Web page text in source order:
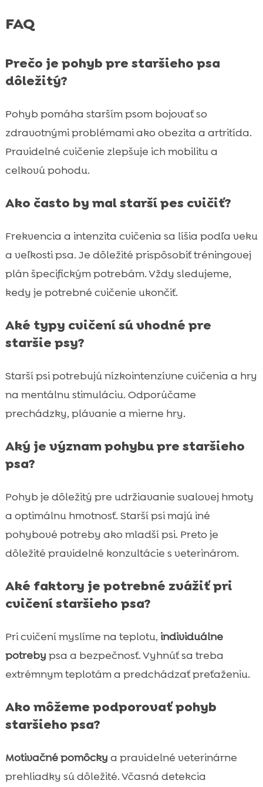
FAQ
Prečo je pohyb pre staršieho psa
dôležitý?
Pohyb pomáha starším psom bojovať so
zdravotnými problémami ako obezita a artritída.
Pravidelné cvičenie zlepšuje ich mobilitu a
celkovú pohodu.
Ako často by mal starší pes cvičiť?
Frekvencia a intenzita cvičenia sa líšia podľa veku
a veľkosti psa. Je dôležité prispôsobiť tréningovej
plán špecifickým potrebám. Vždy sledujeme,
kedy je potrebné cvičenie ukončiť.
Aké typy cvičení sú vhodné pre
staršie psy?
Starší psi potrebujú nízkointenzívne cvičenia a hry
na mentálnu stimuláciu. Odporúčame
prechádzky, plávanie a mierne hry.
Aký je význam pohybu pre staršieho
psa?
Pohyb je dôležitý pre udržiavanie svalovej hmoty
a optimálnu hmotnosť. Starší psi majú iné
pohybové potreby ako mladší psi. Preto je
dôležité pravidelné konzultácie s veterinárom.
Aké faktory je potrebné zvážiť pri
cvičení staršieho psa?
Pri cvičení myslíme na teplotu, individuálne
potreby psa a bezpečnosť. Vyhnúť sa treba
extrémnym teplotám a predchádzať preťaženiu.
Ako môžeme podporovať pohyb
staršieho psa?
Motivačné pomôcky a pravidelné veterinárne
prehliadky sú dôležité. Včasná detekcia